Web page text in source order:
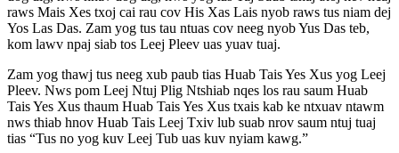
raws Mais Xes txoj cai rau cov His Xas Lais nyob raws tus niam dej
Yos Las Das. Zam yog tus tau ntuas cov neeg nyob Yus Das teb,
kom lawv npaj siab tos Leej Pleev uas yuav tuaj.
Zam yog thawj tus neeg xub paub tias Huab Tais Yes Xus yog Leej
Pleev. Nws pom Leej Ntuj Plig Ntshiab nqes los rau saum Huab
Tais Yes Xus thaum Huab Tais Yes Xus txais kab ke ntxuav ntawm
nws thiab hnov Huab Tais Leej Txiv lub suab nrov saum ntuj tuaj
tias “Tus no yog kuv Leej Tub uas kuv nyiam kawg.”